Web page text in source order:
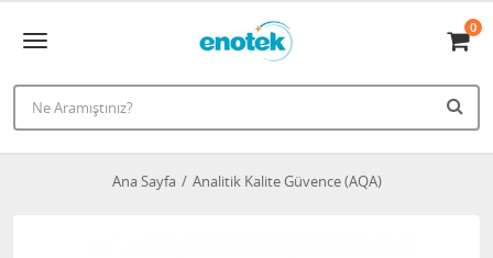
0
Ana Sayfa Analitik Kalite Güvence (AQA)